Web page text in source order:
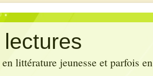
littérature jeunesse et parfois en